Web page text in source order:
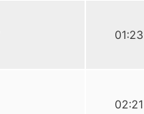
01:23
02:21